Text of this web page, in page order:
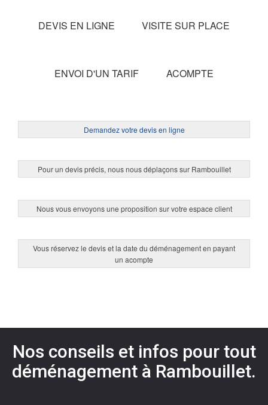
DEVIS EN LIGNE VISITE SUR PLACE
ENVOI D'UN TARIF ACOMPTE
Demandez votre devis en ligne
Pour un devis précis, nous nous déplaçons sur Rambouillet
Nous vous envoyons une proposition sur votre espace client
Vous réservez le devis et la date du déménagement en payant
un acompte
Nos conseils et infos pour tout
déménagement à Rambouillet.